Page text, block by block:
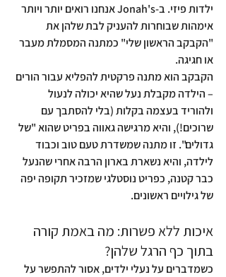
ילדות פיזי. ב-Jonah's אנחנו רואים יותר ויותר
אימהות שבוחרות להעניק לבת שלהן את
"הקבקב הראשון שלי" כמתנה המסמלת מעבר
או חגיגה.
הקבקב הוא מתנה פרקטית להפליא עבור הורים
– הילדה מקבלת נעל שהיא יכולה לנעול
ולהוריד בעצמה בקלות (בלי להסתבך עם
שרוכים!), והיא מרגישה גאווה בפריט שהוא "של
גדולים". זו מתנה שמשדרת טעם טוב וכבוד
לילדה, והיא נשארת בארון הרבה אחרי שהנעל
כבר קטנה, כפריט נוסטלגי שמזכיר תקופה יפה
של גילויים ראשונים.
איכות ללא פשרות: מה באמת קורה
בתוך כף הרגל שלהן?
כשמדברים על נעלי ילדים, אסור להתפשר על